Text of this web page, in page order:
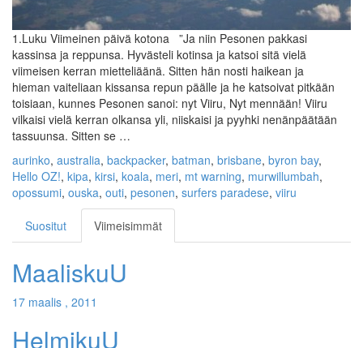
1.Luku Viimeinen päivä kotona ”Ja niin Pesonen pakkasi
kassinsa ja reppunsa. Hyvästeli kotinsa ja katsoi sitä vielä
viimeisen kerran mietteliäänä. Sitten hän nosti haikean ja
hieman vaiteliaan kissansa repun päälle ja he katsoivat pitkään
toisiaan, kunnes Pesonen sanoi: nyt Viiru, Nyt mennään! Viiru
vilkaisi vielä kerran olkansa yli, niiskaisi ja pyyhki nenänpäätään
tassuunsa. Sitten se …
aurinko, australia, backpacker, batman, brisbane, byron bay,
Hello OZ!, kipa, kirsi, koala, meri, mt warning, murwillumbah,
opossumi, ouska, outi, pesonen, surfers paradese, viiru
Suositut Viimeisimmät
MaaliskuU
17 maalis , 2011
HelmikuU